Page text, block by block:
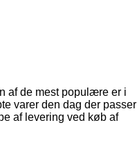
af de mest populære er i
varer den dag der passer
af levering ved køb af